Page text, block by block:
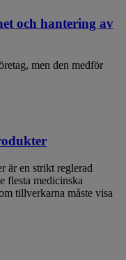
och hantering av
men den medför
är en strikt reglerad
flesta medicinska
tillverkarna måste visa